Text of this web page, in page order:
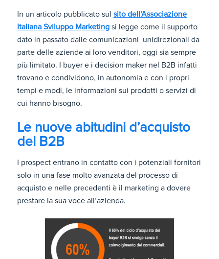
In un articolo pubblicato sul sito dell’Associazione
Italiana Sviluppo Marketing si legge come il supporto
dato in passato dalle comunicazioni unidirezionali da
parte delle aziende ai loro venditori, oggi sia sempre
più limitato. I buyer e i decision maker nel B2B infatti
trovano e condividono, in autonomia e con i propri
tempi e modi, le informazioni sui prodotti o servizi di
cui hanno bisogno.
Le nuove abitudini d’acquisto
del B2B
I prospect entrano in contatto con i potenziali fornitori
solo in una fase molto avanzata del processo di
acquisto e nelle precedenti è il marketing a dovere
prestare la sua voce all’azienda.